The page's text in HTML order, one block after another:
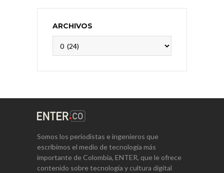
ARCHIVOS
Somos los periodistas e ingenieros que
escribimos el medio de tecnología más
importante de Colombia, ENTER, que le ofrece
contenido sobre tecnología y cultura digital